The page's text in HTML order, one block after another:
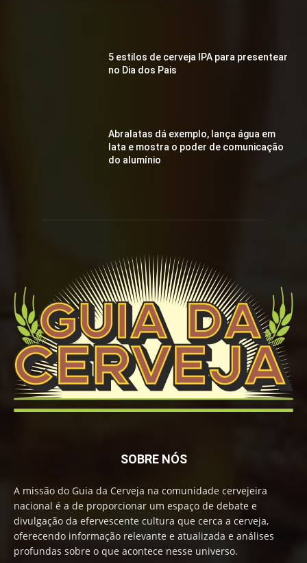
5 estilos de cerveja IPA para presentear
no Dia dos Pais
Abralatas dá exemplo, lança água em
lata e mostra o poder de comunicação
do alumínio
SOBRE NÓS
A missão do Guia da Cerveja na comunidade cervejeira
nacional é a de proporcionar um espaço de debate e
divulgação da efervescente cultura que cerca a cerveja,
oferecendo informação relevante e atualizada e análises
profundas sobre o que acontece nesse universo.